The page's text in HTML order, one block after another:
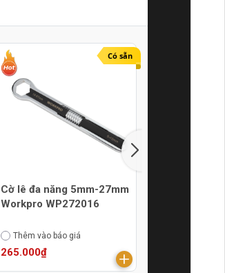
Có sẵn
Cờ lê đa năng 5mm-27mm
Workpro WP272016
Thêm vào báo giá
265.000₫